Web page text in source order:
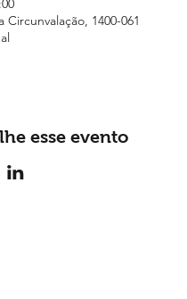
Circunvalação, 1400-061
esse evento